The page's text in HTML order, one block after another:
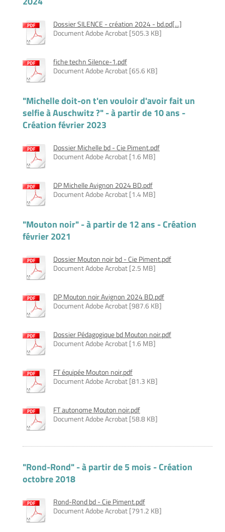
Dossier SILENCE - création 2024 - bd.pd[...]
Document Adobe Acrobat [505.3 KB]
fiche techn Silence-1.pdf
Document Adobe Acrobat [65.6 KB]
"Michelle doit-on t'en vouloir d'avoir fait un
selfie à Auschwitz ?" - à partir de 10 ans -
Création février 2023
Dossier Michelle bd - Cie Piment.pdf
Document Adobe Acrobat [1.6 MB]
DP Michelle Avignon 2024 BD.pdf
Document Adobe Acrobat [1.4 MB]
"Mouton noir" - à partir de 12 ans - Création
février 2021
Dossier Mouton noir bd - Cie Piment.pdf
Document Adobe Acrobat [2.5 MB]
DP Mouton noir Avignon 2024 BD.pdf
Document Adobe Acrobat [987.6 KB]
Dossier Pédagogique bd Mouton noir.pdf
Document Adobe Acrobat [1.6 MB]
FT équipée Mouton noir.pdf
Document Adobe Acrobat [81.3 KB]
FT autonome Mouton noir.pdf
Document Adobe Acrobat [58.8 KB]
"Rond-Rond" - à partir de 5 mois - Création
octobre 2018
Rond-Rond bd - Cie Piment.pdf
Document Adobe Acrobat [791.2 KB]